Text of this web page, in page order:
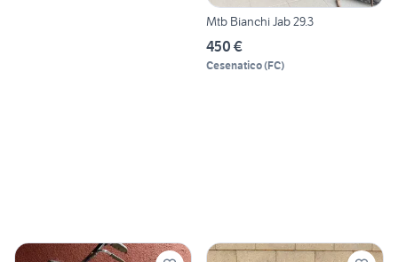
Mtb Bianchi Jab 29.3
450 €
Cesenatico(FC)